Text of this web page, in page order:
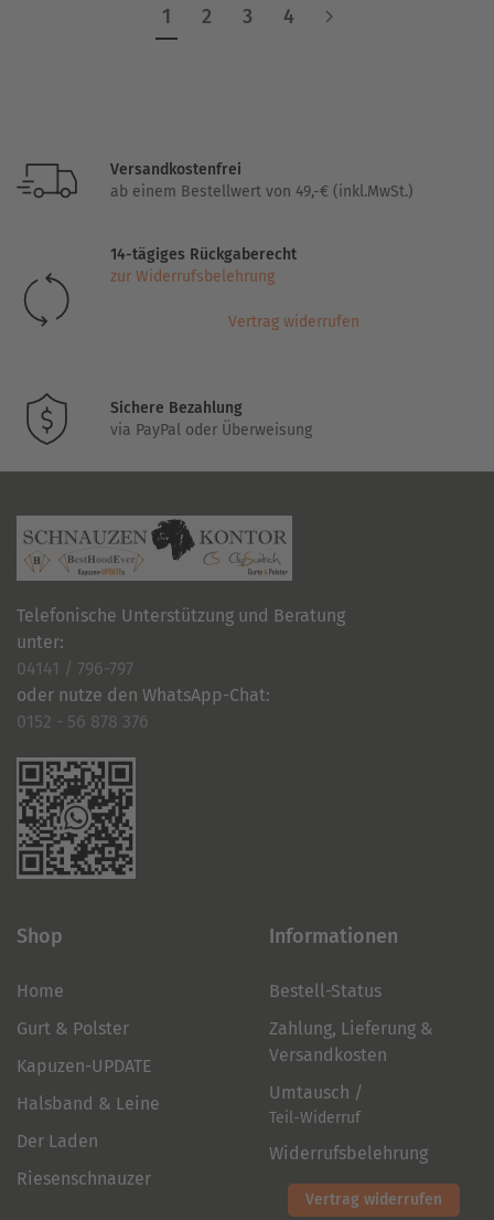
Varianten
der
werden
1 2 3 4
Versandkostenfrei
ab einem Bestellwert von 49,-€ (inkl.MwSt.)
14-tägiges Rückgaberecht
zur Widerrufsbelehrung
Vertrag widerrufen
Sichere Bezahlung
via PayPal oder Überweisung
Telefonische Unterstützung und Beratung
unter:
04141 / 796-797
oder nutze den WhatsApp-Chat:
0152 - 56 878 376
Shop
Home
Gurt & Polster
Kapuzen-UPDATE
Halsband & Leine
Der Laden
Riesenschnauzer
Informationen
Bestell-Status
Zahlung, Lieferung &
Versandkosten
Umtausch /
Teil-Widerruf
Widerrufsbelehrung
Vertrag widerrufen